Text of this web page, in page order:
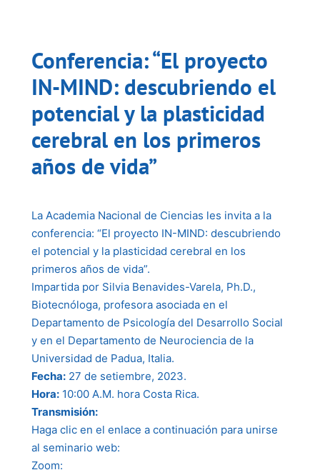
Conferencia: “El proyecto
IN-MIND: descubriendo el
potencial y la plasticidad
cerebral en los primeros
años de vida”
La Academia Nacional de Ciencias les invita a la
conferencia: “El proyecto IN-MIND: descubriendo
el potencial y la plasticidad cerebral en los
primeros años de vida”.
Impartida por Silvia Benavides-Varela, Ph.D.,
Biotecnóloga, profesora asociada en el
Departamento de Psicología del Desarrollo Social
y en el Departamento de Neurociencia de la
Universidad de Padua, Italia.
Fecha:27 de setiembre, 2023.
Hora:10:00 A.M. hora Costa Rica.
Transmisión:
Haga clic en el enlace a continuación para unirse
al seminario web:
Zoom: